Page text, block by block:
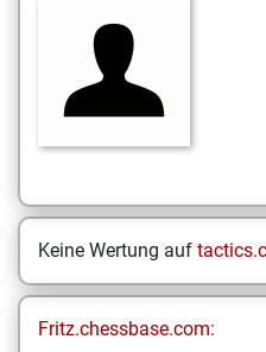
Keine Wertung auf
Fritz.chessbase.com: